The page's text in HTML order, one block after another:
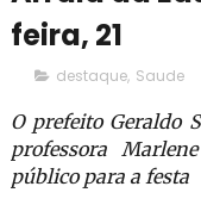
feira, 21
destaque, Saude
O prefeito Geraldo
professora
público para a festa